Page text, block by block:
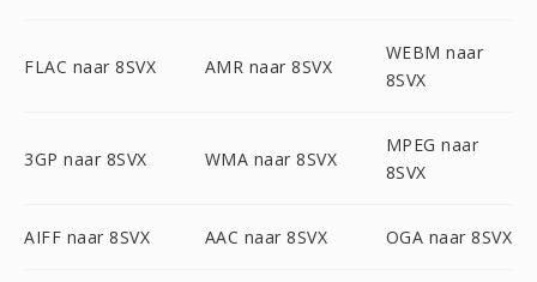
FLAC naar 8SVX AMR naar 8SVX
WEBM naar
8SVX
3GP naar 8SVX WMA naar 8SVX
MPEG naar
8SVX
AIFF naar 8SVX AAC naar 8SVX OGA naar 8SVX